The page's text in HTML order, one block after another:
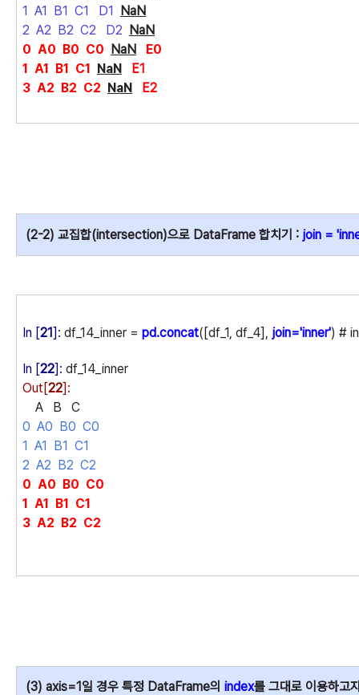
1 A1 B1 C1 D1
NaN
2 A2 B2 C2 D2 NaN
0 A0 B0 C0 NaN
E0
1 A1 B1 C1 NaN
E1
3 A2 B2 C2 NaN E2
(2-2) 교집합(intersection)으로 DataFrame 합치기 : join =
In [21]: df_14_inner = pd.concat([df_1, df_4], join='inner') #
In [22]: df_14_inner
Out[22]:
A B C
0 A0 B0 C0
1 A1 B1 C1
2 A2 B2 C2
0 A0 B0 C0
1 A1 B1 C1
3 A2 B2 C2
(3) axis=1일 경우 특정 DataFrame의 index를 그대로 이용하고